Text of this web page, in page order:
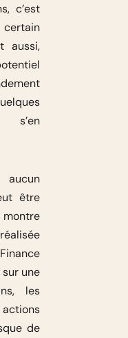
c’est
aussi,
s’en
être
montre
sur une
les
de